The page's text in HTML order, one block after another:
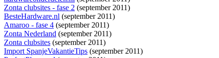
Zonta clubsites - fase 2 (september 2011)
BesteHardware.nl (september 2011)
Amaroo - fase 4 (september 2011)
Zonta Nederland (september 2011)
Zonta clubsites (september 2011)
Import SpanjeVakantieTips (september 2011)